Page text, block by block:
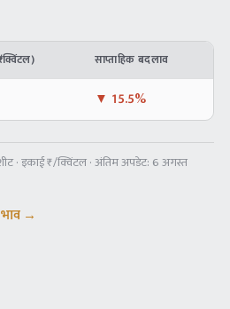
क्विंटल) साप्ताहिक बदलाव
▼ 15.5%
· इकाई ₹/क्विंटल · अंतिम अपडेट: 6 अगस्त
→